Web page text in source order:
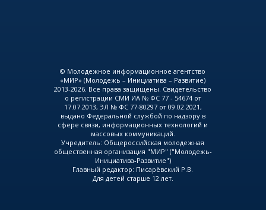
© Молодежное информационное агентство
«МИР» (Молодежь – Инициатива – Развитие)
2013-2026. Все права защищены. Свидетельство
о регистрации СМИ ИА № ФС 77 - 54674 от
17.07.2013, ЭЛ № ФС 77-80297 от 09.02.2021,
выдано Федеральной службой по надзору в
сфере связи, информационных технологий и
массовых коммуникаций.
Учредитель: Общероссийская молодежная
общественная организация "МИР" ("Молодежь-
Инициатива-Развитие")
Главный редактор: Писарёвский Р.В.
Для детей старше 12 лет.